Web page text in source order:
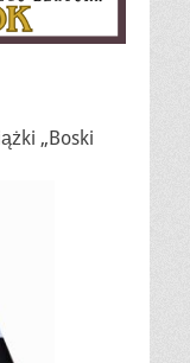
„Boski